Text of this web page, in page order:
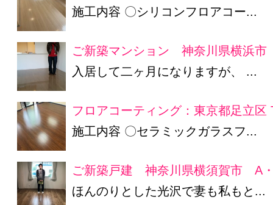
施工内容 〇シリコンフロアコー...
ご新築マンション 神奈川県横浜
入居して二ヶ月になりますが、 ...
フロアコーティング：東京都足立区
施工内容 〇セラミックガラスフ...
ご新築戸建 神奈川県横須賀市 A
ほんのりとした光沢で妻も私もと...